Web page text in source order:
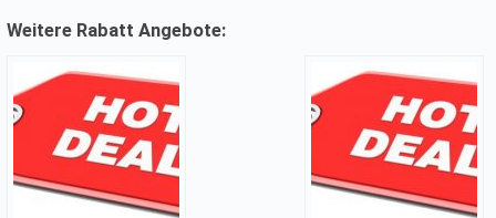
Weitere Rabatt Angebote: